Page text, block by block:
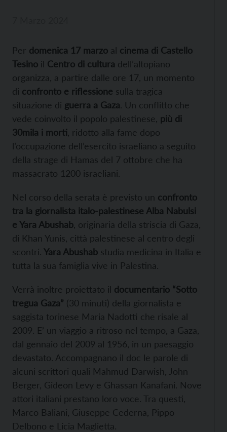
Per domenica 17 marzo al cinema di Castello
Tesino il Centro di cultura dell’altopiano
organizza, a partire dalle ore 17, un momento
di confronto e riflessione sulla tragica
situazione di guerra a Gaza. Un conflitto che
vede coinvolto il popolo palestinese, più di
30mila i morti , ridotto alla fame dopo
l’occupazione dell’esercito israeliano a seguito
della strage di Hamas del 7 ottobre che ha
massacrato 1200 israeliani.
Nel corso della serata è previsto un confronto
tra la giornalista italo-palestinese Alba Nabulsi
e Yara Abushab , originaria della striscia di Gaza,
di Khan Yunis, città palestinese al centro degli
scontri. Yara Abushab studia medicina in Italia e
tutta la sua famiglia vive in Palestina.
Verrà inoltre proiettato il documentario “Sotto
tregua Gaza” (30 minuti) della giornalista e
saggista torinese Maria Nadotti che risale al
2009. E’ un viaggio a ritroso nel tempo, a Gaza,
dal gennaio del 2009 al 1956, in un paesaggio
devastato. Accompagnano il doc le parole di
alcuni scrittori quali Mahmud Darwish, John
Berger, Gideon Levy e Ghassan Kanafani. Nove
attori italiani prestano loro voce. Tra questi,
Marco Baliani, Giuseppe Cederna, Pippo
Delbono e Licia Maglietta.